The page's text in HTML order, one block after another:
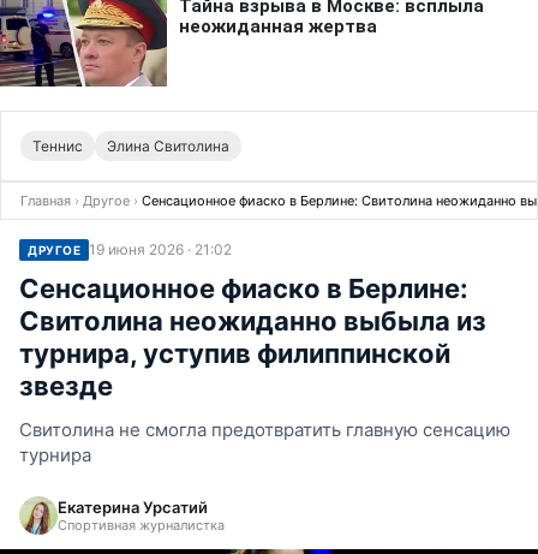
Теннис Элина Свитолина
Главная › Другое › Сенсационное фиаско в Берлине: Свитолина неожиданно
ДРУГОЕ 19 июня 2026 · 21:02
Сенсационное фиаско в Берлине:
Свитолина неожиданно выбыла из
турнира, уступив филиппинской
звезде
Свитолина не смогла предотвратить главную сенсацию
турнира
Екатерина Урсатий
Спортивная журналистка